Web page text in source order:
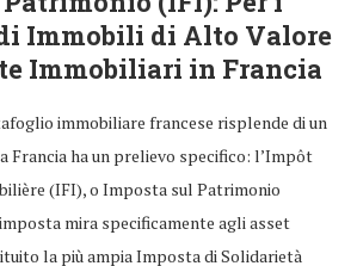
Immobili di Alto Valore
Immobiliari in Francia
immobiliare francese risplende di un
Francia ha un prelievo specifico: l’Impôt
(IFI), o Imposta sul Patrimonio
mira specificamente agli asset
la più ampia Imposta di Solidarietà